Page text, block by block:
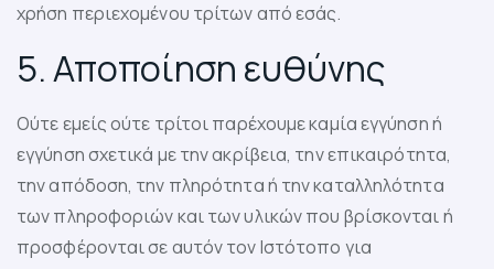
χρήση περιεχομένου τρίτων από εσάς.
5. Αποποίηση ευθύνης
Ούτε εμείς ούτε τρίτοι παρέχουμε καμία εγγύηση ή
εγγύηση σχετικά με την ακρίβεια, την επικαιρότητα,
την απόδοση, την πληρότητα ή την καταλληλότητα
των πληροφοριών και των υλικών που βρίσκονται ή
προσφέρονται σε αυτόν τον Ιστότοπο για